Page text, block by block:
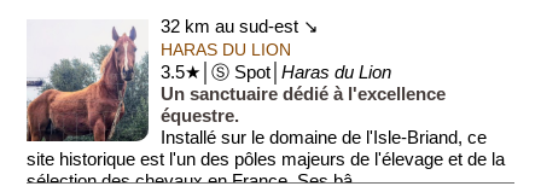
32 km au sud-est ↘
HARAS DU LION
3.5★│Ⓢ Spot│Haras du Lion
Un sanctuaire dédié à l'excellence
équestre.
Installé sur le domaine de l'Isle-Briand, ce
site historique est l'un des pôles majeurs de l'élevage et de la
sélection des chevaux en France. Ses bâ...